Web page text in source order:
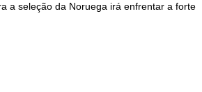
a seleção da Noruega irá enfrentar a forte